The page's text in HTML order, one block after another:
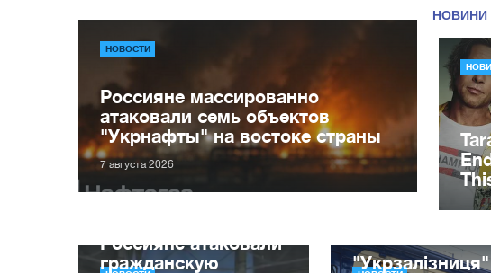
НОВОСТИ
Россияне массированно
атаковали семь объектов
"Укрнафты" на востоке страны
7 августа 2026
Россияне атаковали
гражданскую
"Укрзалізниця"